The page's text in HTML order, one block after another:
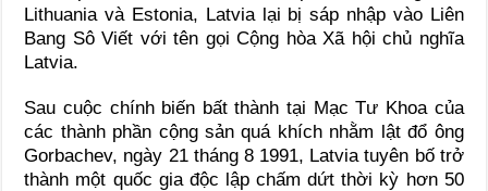
Lithuania và Estonia, Latvia lại bị sáp nhập vào Liên
Bang Sô Viết với tên gọi Cộng hòa Xã hội chủ nghĩa
Latvia.
Sau cuộc chính biến bất thành tại Mạc Tư Khoa của
các thành phần cộng sản quá khích nhằm lật đổ ông
Gorbachev, ngày 21 tháng 8 1991, Latvia tuyên bố trở
thành một quốc gia độc lập chấm dứt thời kỳ hơn 50